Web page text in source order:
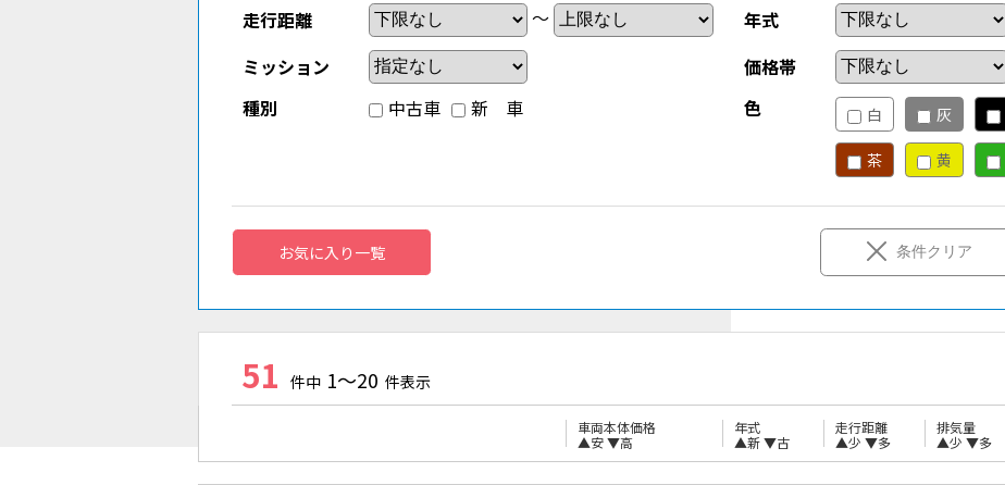
走行距離
～ 年式
ミッション
価格帯
種別
中古車 新 車 色 白 灰
茶 黄
条件クリア
お気に入り一覧
51 件中 1～20 件表示
車両本体価格
▲安▼高
年式
▲新▼古
走行距離
▲少 ▼多
排気量
▲少 ▼多